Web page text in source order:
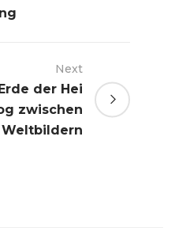
Next
der Hei
zwischen